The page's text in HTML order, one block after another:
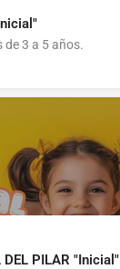
3 a 5 años.
DEL PILAR "Inicial"